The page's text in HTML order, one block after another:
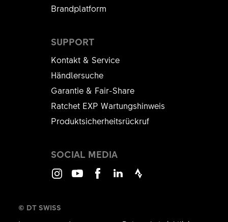
SUPPORT
Kontakt & Service
Händlersuche
Garantie & Fair-Share
Ratchet EXP Wartungshinweis
Produktsicherheitsrückruf
Brandplatform
SOCIAL MEDIA
© DT SWISS